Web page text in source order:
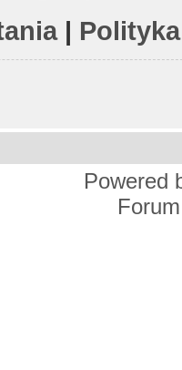
|
Powered